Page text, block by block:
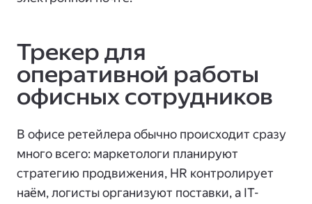
Трекер для
оперативной работы
офисных сотрудников
В офисе ретейлера обычно происходит сразу
много всего: маркетологи планируют
стратегию продвижения, HR контролирует
наём, логисты организуют поставки, а IT-